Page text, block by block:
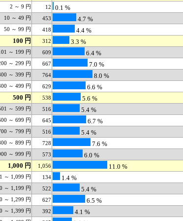
2 ～ 9 円 12 0.1 %
10 ～ 49 円 453 4.7 %
50 ～ 99 円 418
4.4 %
100 円
312 3.3 %
～ 199 円 609 6.4 %
～ 299 円 667 7.0 %
～ 399 円 764 8.0 %
～ 499 円 629
6.6 %
500 円
538 5.6 %
～ 599 円 516 5.4 %
～ 699 円 645 6.7 %
～ 799 円 516 5.4 %
～ 899 円 728 7.6 %
～ 999 円 573
6.0 %
1,000 円
1,056 11.0 %
～ 1,099 円 134 1.4 %
～ 1,199 円 522 5.4 %
～ 1,299 円 627 6.5 %
～ 1,399 円 392 4.1 %